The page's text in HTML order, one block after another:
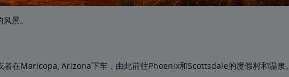
景。
在Maricopa, Arizona下车，由此前往Phoenix和Scottsdale的度假村和温泉。